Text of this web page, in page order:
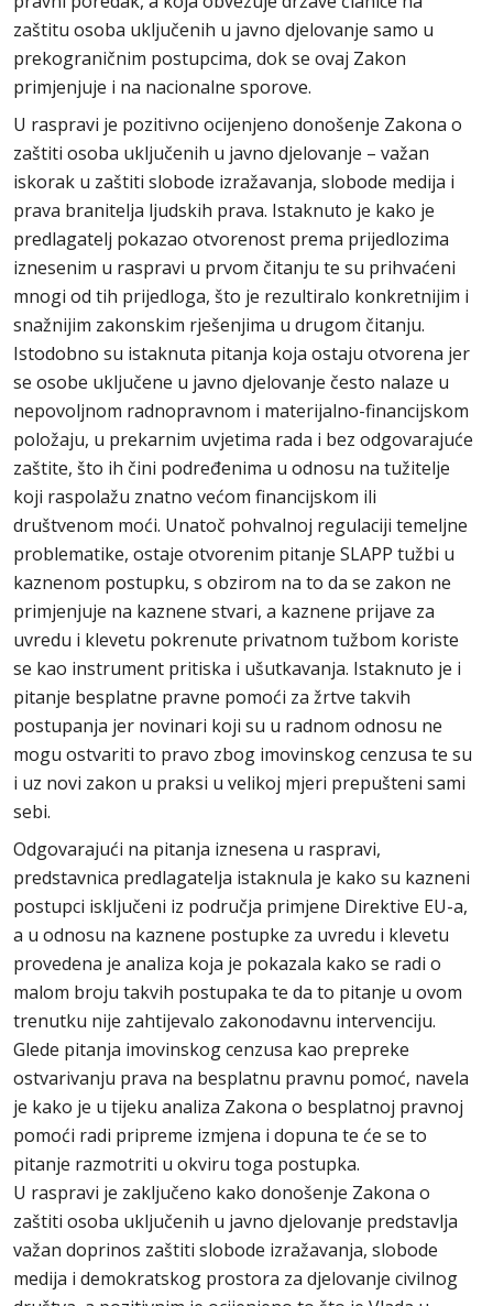
zaštitu osoba uključenih u javno djelovanje samo u
prekograničnim postupcima, dok se ovaj Zakon
primjenjuje i na nacionalne sporove.
U raspravi je pozitivno ocijenjeno donošenje Zakona o
zaštiti osoba uključenih u javno djelovanje – važan
iskorak u zaštiti slobode izražavanja, slobode medija i
prava branitelja ljudskih prava. Istaknuto je kako je
predlagatelj pokazao otvorenost prema prijedlozima
iznesenim u raspravi u prvom čitanju te su prihvaćeni
mnogi od tih prijedloga, što je rezultiralo konkretnijim i
snažnijim zakonskim rješenjima u drugom čitanju.
Istodobno su istaknuta pitanja koja ostaju otvorena jer
se osobe uključene u javno djelovanje često nalaze u
nepovoljnom radnopravnom i materijalno-financijskom
položaju, u prekarnim uvjetima rada i bez odgovarajuće
zaštite, što ih čini podređenima u odnosu na tužitelje
koji raspolažu znatno većom financijskom ili
društvenom moći. Unatoč pohvalnoj regulaciji temeljne
problematike, ostaje otvorenim pitanje SLAPP tužbi u
kaznenom postupku, s obzirom na to da se zakon ne
primjenjuje na kaznene stvari, a kaznene prijave za
uvredu i klevetu pokrenute privatnom tužbom koriste
se kao instrument pritiska i ušutkavanja. Istaknuto je i
pitanje besplatne pravne pomoći za žrtve takvih
postupanja jer novinari koji su u radnom odnosu ne
mogu ostvariti to pravo zbog imovinskog cenzusa te su
i uz novi zakon u praksi u velikoj mjeri prepušteni sami
sebi.
Odgovarajući na pitanja iznesena u raspravi,
predstavnica predlagatelja istaknula je kako su kazneni
postupci isključeni iz područja primjene Direktive EU-a,
a u odnosu na kaznene postupke za uvredu i klevetu
provedena je analiza koja je pokazala kako se radi o
malom broju takvih postupaka te da to pitanje u ovom
trenutku nije zahtijevalo zakonodavnu intervenciju.
Glede pitanja imovinskog cenzusa kao prepreke
ostvarivanju prava na besplatnu pravnu pomoć, navela
je kako je u tijeku analiza Zakona o besplatnoj pravnoj
pomoći radi pripreme izmjena i dopuna te će se to
pitanje razmotriti u okviru toga postupka.
U raspravi je zaključeno kako donošenje Zakona o
zaštiti osoba uključenih u javno djelovanje predstavlja
važan doprinos zaštiti slobode izražavanja, slobode
medija i demokratskog prostora za djelovanje civilnog